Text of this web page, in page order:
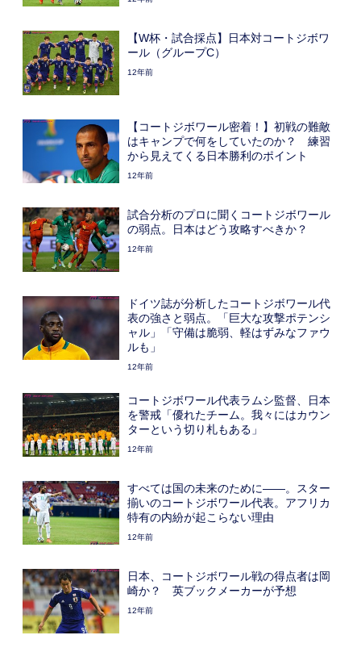
【W杯・試合採点】日本対コートジボワ
ール（グループC）
12年前
【コートジボワール密着！】初戦の難敵
はキャンプで何をしていたのか？ 練習
から見えてくる日本勝利のポイント
12年前
試合分析のプロに聞くコートジボワール
の弱点。日本はどう攻略すべきか？
12年前
ドイツ誌が分析したコートジボワール代
表の強さと弱点。「巨大な攻撃ポテンシ
ャル」「守備は脆弱、軽はずみなファウ
ルも」
12年前
コートジボワール代表ラムシ監督、日本
を警戒「優れたチーム。我々にはカウン
ターという切り札もある」
12年前
すべては国の未来のために――。スター
揃いのコートジボワール代表。アフリカ
特有の内紛が起こらない理由
12年前
日本、コートジボワール戦の得点者は岡
崎か？ 英ブックメーカーが予想
12年前